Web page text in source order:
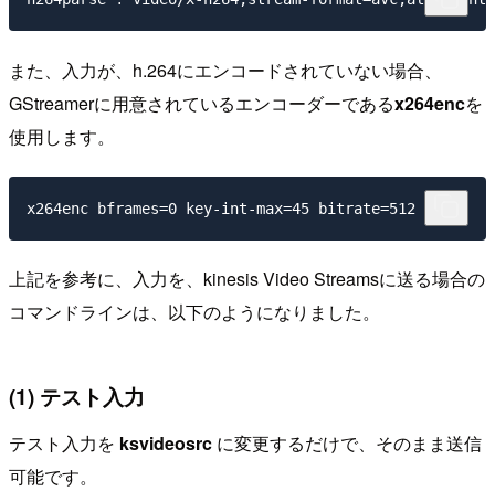
また、入力が、h.264にエンコードされていない場合、
GStreamerに用意されているエンコーダーであるx264encを
使用します。
上記を参考に、入力を、kinesis Video Streamsに送る場合の
コマンドラインは、以下のようになりました。
(1) テスト入力
テスト入力を ksvideosrc に変更するだけで、そのまま送信
可能です。